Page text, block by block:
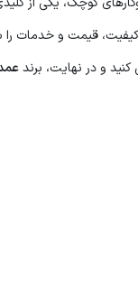
قیمت و خدمات را
و در نهایت، برند